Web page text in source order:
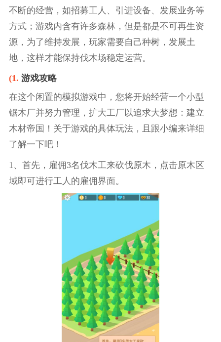
不断的经营，如招募工人、引进设备、发展业务等
方式；游戏内含有许多森林，但是都是不可再生资
源，为了维持发展，玩家需要自己种树，发展土
地，这样才能保持伐木场稳定运营。
(1. 游戏攻略
在这个闲置的模拟游戏中，您将开始经营一个小型
锯木厂并努力管理，扩大工厂以追求大梦想：建立
木材帝国！关于游戏的具体玩法，且跟小编来详细
了解一下吧！
1、首先，雇佣3名伐木工来砍伐原木，点击原木区
域即可进行工人的雇佣界面。